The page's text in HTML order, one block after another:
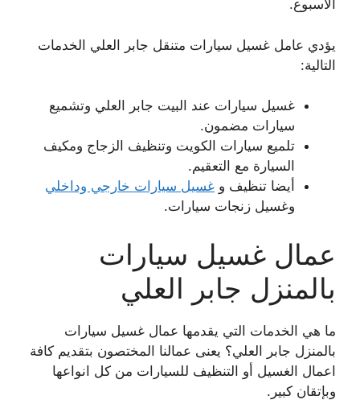
الاسبوع.
يؤدي عامل غسيل سيارات متنقل جابر العلي الخدمات
التالية:
غسيل سيارات عند البيت جابر العلي وتشميع
سيارات مضمون.
تلميع سيارات الكويت وتنظيف الزجاج ومكيف
السيارة مع التعقيم.
أيضا تنظيف و غسيل سيارات خارجي وداخلي
وغسيل زنجات سيارات.
عمال غسيل سيارات
بالمنزل جابر العلي
ما هي الخدمات التي يقدمها عمال غسيل سيارات
بالمنزل جابر العلي؟ يعنى عمالنا المختصون بتقديم كافة
اعمال الغسيل أو التنظيف للسيارات من كل انواعها
وبإتقان كبير.